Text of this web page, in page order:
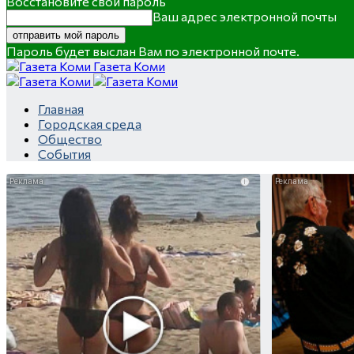
Ваш адрес электронной почты
Пароль будет выслан Вам по электронной почте.
Газета Коми
Главная
Городская среда
Общество
События
i